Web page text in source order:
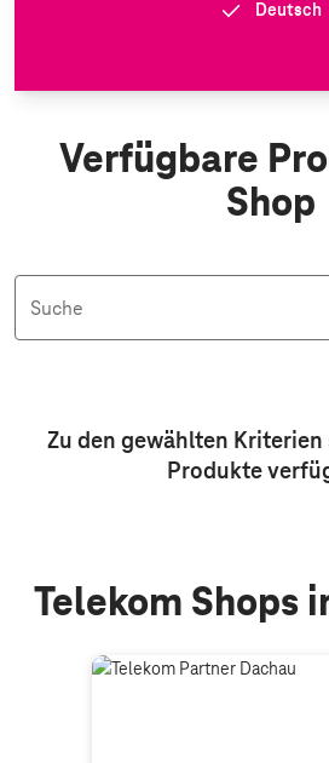
Deutsch
Verfügbare
Shop
Suche
Zu den gewählten
Produkte
Telekom Shops